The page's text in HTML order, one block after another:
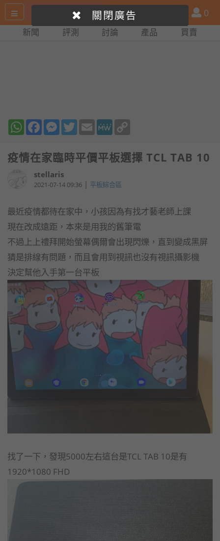
尋
產
品
比
會
員
0
新聞 評測 討論 產品 買賣
WhatsAppFacebookMessenger
TwitterEmail MeWe
疫情在家臨時平價平板選擇 TCL TAB 10
stellaris
2021-07-14 09:36 | 平板綜合區
最近疫情都待在家中，小孩因為有找才藝老師上課
現在改成遠距，本來是用我的舊筆電
不過上上禮拜開始螢幕偶爾會出現閃爍，直到變成黑屏
猜是排線有問題，而且會用到視訊也沒有視訊攝影機
決定幫他入手第一台平板
找了一下，發現5000左右這台是TCL TAB 10是有
1920*1080 FHD
關閉廣告